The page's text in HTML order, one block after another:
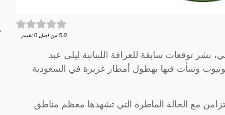
0
5 من اصل 0 تقييم.
توقعات سابقة للعرافة اللبنانية ليلى عبد
وتنبأت فيها بهطول أمطار غزيرة في السعودية
مع الحالة الماطرة التي تشهدها معظم مناطق